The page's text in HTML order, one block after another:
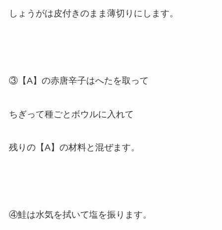
しょうがは皮付きのまま薄切りにします。
③【A】の赤唐辛子はへたを取って
ちぎって種ごとボウルに入れて
残りの【A】の材料と混ぜます。
④鮭は水気を拭いて塩を振ります。